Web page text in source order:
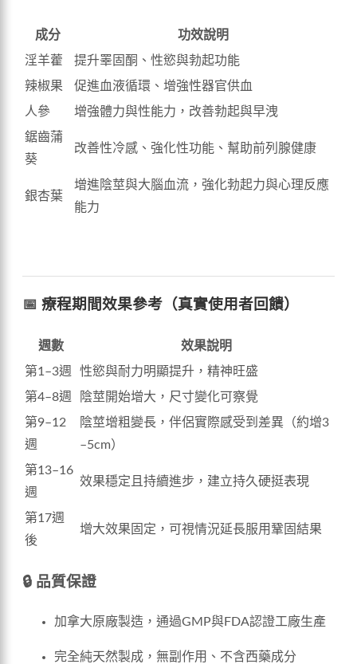
成分
功效說明
淫羊藿
提升睪固酮、性慾與勃起功能
辣椒果
促進血液循環、增強性器官供血
人參
增強體力與性能力，改善勃起與早洩
鋸齒蒲
葵
改善性冷感、強化性功能、幫助前列腺健康
銀杏葉
增進陰莖與大腦血流，強化勃起力與心理反應
能力
📅 療程期間效果參考（真實使用者回饋）
週數
效果說明
第1–3週
性慾與耐力明顯提升，精神旺盛
第4–8週
陰莖開始增大，尺寸變化可察覺
第9–12
週
陰莖增粗變長，伴侶實際感受到差異（約增3
–5cm）
第13–16
週
效果穩定且持續進步，建立持久硬挺表現
第17週
後
增大效果固定，可視情況延長服用鞏固結果
🔒 品質保證
加拿大原廠製造，通過GMP與FDA認證工廠生產
完全純天然製成，無副作用、不含西藥成分